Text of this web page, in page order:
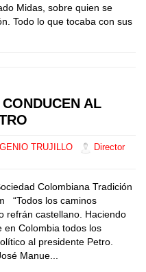
Midas, sobre quien se
Todo lo que tocaba con sus
AL
TRUJILLO
Director
Colombiana Tradición
“Todos los caminos
refrán castellano. Haciendo
en Colombia todos los
al presidente Petro.
Manue...